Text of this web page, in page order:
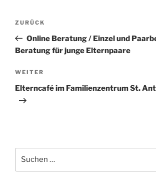
Beitragsnavigation
Vorheriger
Beitrag
ZURÜCK
Online Beratung / Einzel und
Beratung für junge Elternpaare
Nächster
Beitrag
WEITER
Elterncafé im Familienzentrum St.
nach: